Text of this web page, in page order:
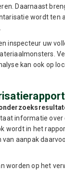
Daarnaast
wordt ten
inspecteur uw
kan ook op
informatie over
wordt in het
aanpak
worden op het